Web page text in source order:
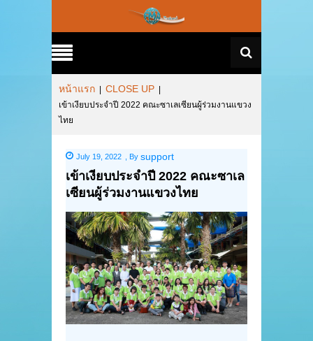
หน้าแรก CLOSE UP
เข้าเงียบประจำปี 2022 คณะซาเลเซียนผู้ร่วมงานแขวง
ไทย
July 19, 2022 By support
เข้าเงียบประจำปี 2022 คณะซาเล
เซียนผู้ร่วมงานแขวงไทย